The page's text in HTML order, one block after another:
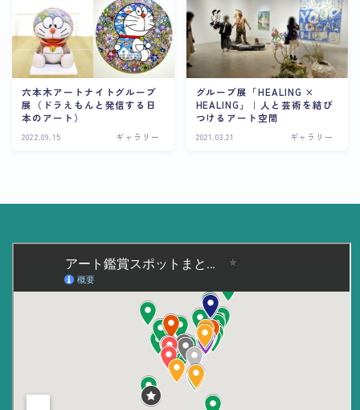
百貨店
美術館・博物館
オルタナティブスペース
アートフェア
イベント
知る
アート探究
六本木アートナイトグループ
展（ドラえもんと発信する日
本のアート）
2022.09.15 ギャラリー
グループ展「HEALING ×
HEALING」｜人と芸術を結び
つけるアート空間
2021.03.21 ギャラリー